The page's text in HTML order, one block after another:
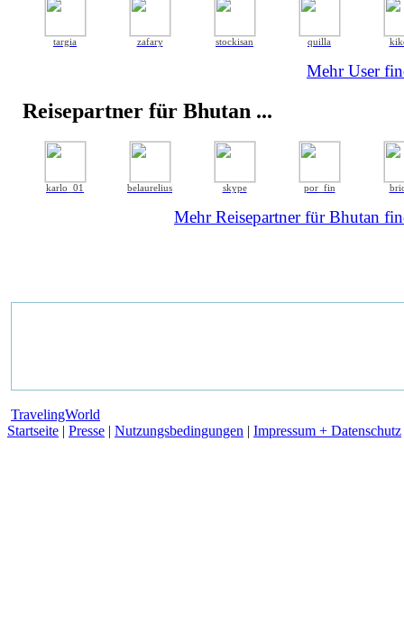
targia zafary stockisan quilla
Mehr User
Reisepartner für Bhutan ...
karlo_01 belaurelius skype por_fin
Mehr Reisepartner für Bhutan
TravelingWorld
Startseite | Presse | Nutzungsbedingungen | Impressum + Datenschutz